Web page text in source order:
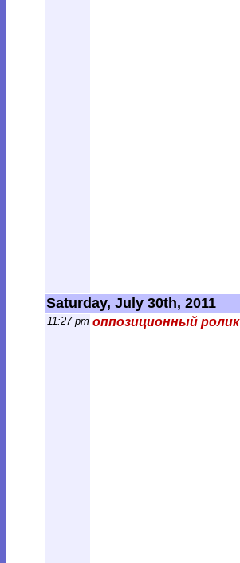
Saturday, July 30th, 2011
11:27 pm оппозиционный ролик